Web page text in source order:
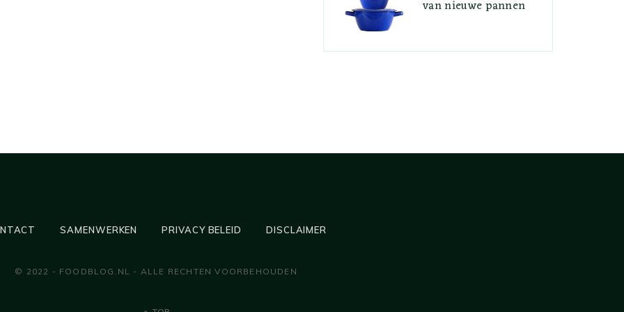
van nieuwe pannen
SAMENWERKEN PRIVACY BELEID DISCLAIMER
© 2022 - FOODBLOG.NL - ALLE RECHTEN VOORBEHOUDEN